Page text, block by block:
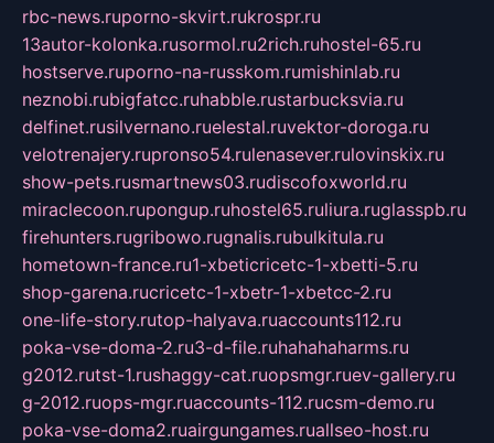
rbc-news.ruporno-skvirt.rukrospr.ru
13autor-kolonka.rusormol.ru2rich.ruhostel-65.ru
hostserve.ruporno-na-russkom.rumishinlab.ru
neznobi.rubigfatcc.ruhabble.rustarbucksvia.ru
delfinet.rusilvernano.ruelestal.ruvektor-doroga.ru
velotrenajery.rupronso54.rulenasever.rulovinskix.ru
show-pets.rusmartnews03.rudiscofoxworld.ru
miraclecoon.rupongup.ruhostel65.ruliura.ruglasspb.ru
firehunters.rugribowo.rugnalis.rubulkitula.ru
hometown-france.ru1-xbeticricetc-1-xbetti-5.ru
shop-garena.rucricetc-1-xbetr-1-xbetcc-2.ru
one-life-story.rutop-halyava.ruaccounts112.ru
poka-vse-doma-2.ru3-d-file.ruhahahaharms.ru
g2012.rutst-1.rushaggy-cat.ruopsmgr.ruev-gallery.ru
g-2012.ruops-mgr.ruaccounts-112.rucsm-demo.ru
poka-vse-doma2.ruairgungames.ruallseo-host.ru